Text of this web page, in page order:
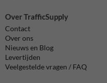
Over TrafficSupply
Contact
Over ons
Nieuws en Blog
Levertijden
Veelgestelde vragen / FAQ